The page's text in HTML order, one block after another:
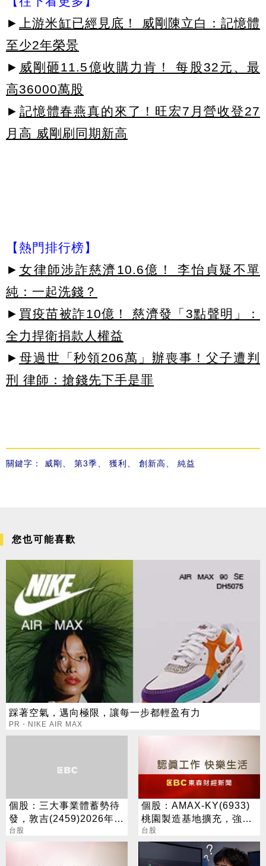
►
上游米缸已經見底！ 威剛陳立白：記憶體
至少2年榮景
► 威剛砸11.5億收購力肯！ 每股32元、最
高36000萬股
► 記憶體春燕真的來了！旺宏7月營收登27
月高 威剛刷同期新高
【熱門排行榜】
► 女律師涉詐慈濟10.6億！ 李怡貞疑不單
純：一起洗錢？
► 買疫苗被詐10億！ 慈濟發「3點聲明」：
全力捍衛捐款人權益
► 母過世「秒領206萬」辦喪事！父子遭判
刑 律師：搶錢先下手是罪
關鍵字： 威剛 第3季 獲利 創新高 純益
您也可能喜歡
踩著空氣，邁向極限，讓每一步都輕盈有力
PR・NIKE AIR MAX
個股：三大事業體蓄勢待
發，敦吉(2459)2026年聚
焦AI與新能源布局
台股
個股：AMAX-KY(6933)
桃園製造基地擴充，強化
AI/HPC與液冷整櫃級交
付能力
台股